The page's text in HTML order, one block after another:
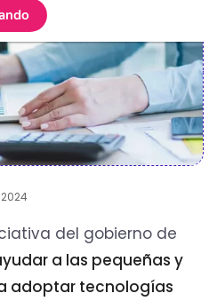
2024
del gobierno de
a las pequeñas y
adoptar tecnologías